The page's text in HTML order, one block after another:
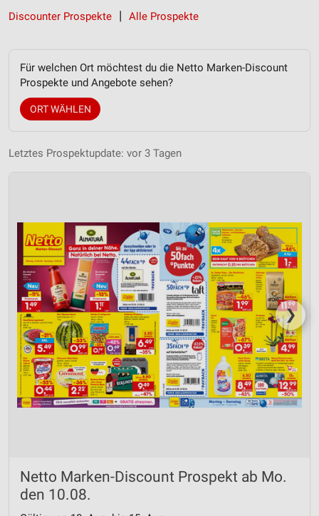
Discounter Prospekte
Alle Prospekte
Für welchen Ort möchtest du die Netto Marken-Discount
Prospekte und Angebote sehen?
ORT WÄHLEN
Letztes Prospektupdate: vor 3 Tagen
❯
Netto Marken-Discount Prospekt ab Mo.
den 10.08.